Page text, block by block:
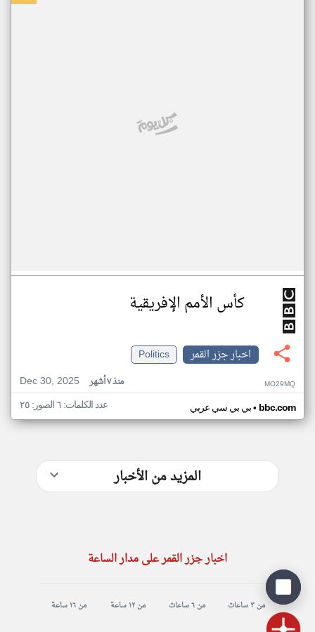
كأس الأمم الإفريقية
اخبار جزر القمر
Politics
Dec 30, 2025
منذ ٧ أشهر MO29MQ
بي بي سي عربي• bbc.com عدد الكلمات: ٦ الصور: ٢٥
المزيد من الأخبار
اخبار جزر القمر على مدار الساعة
من ٣ ساعات من ٦ ساعات من ١٢ ساعة من ١٦ ساعة